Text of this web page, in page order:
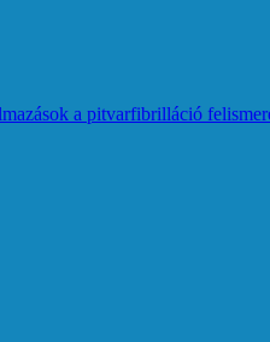
a pitvarfibrilláció